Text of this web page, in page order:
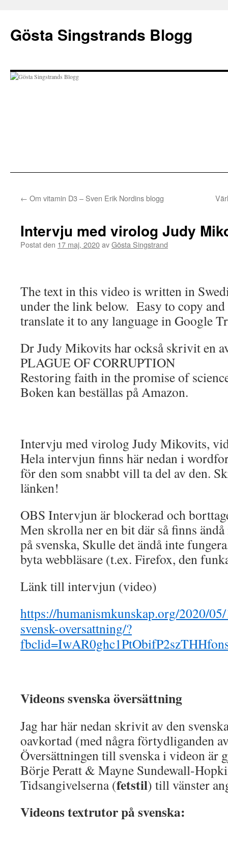
Gösta Singstrands Blogg
till← Om vitamin D3 – Sven Erik Nordins blogg
Intervju med virolog Judy
Postat den 17 maj, 2020avGösta Singstrand
The text in this video is written in
under the link below. Easy to copy and
translate it to any language in Google
Dr Judy Mikovits har också skrivit en
PLAGUE OF CORRUPTION
Restoring faith in the promise of
Boken kan beställas på Amazon.
Intervju med virolog Judy Mikovits,
Hela intervjun finns här nedan i
för den som snabbt vill ta del av den.
länken!
OBS Intervjun är blockerad och
Men skrolla ner en bit där så finns
på svenska, Skulle det ändå inte
byta webbläsare (t.ex. Firefox, den
Länk till intervjun (video)
https://humanismkunskap.org/2020/
svensk-oversattning/?
Videons svenska översättning
Jag har här nedan skrivit av den
oavkortad (med några förtydliganden
Översättningen till svenska i videon är
Börje Peratt & Mayne Sundewall-
Tidsangivelserna (fetstil) till vänster
Videons textrutor på svenska: